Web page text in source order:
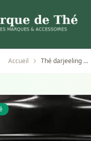
Accueil Thé darjeeling master Mariage Frères boîte de 100